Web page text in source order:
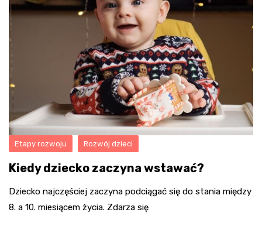
Etapy rozwoju Rozwój dzieci
Kiedy dziecko zaczyna wstawać?
Dziecko najczęściej zaczyna podciągać się do stania między
8. a 10. miesiącem życia. Zdarza się